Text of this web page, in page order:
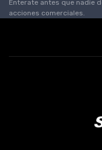
Enterate antes que nadie
acciones comerciales.